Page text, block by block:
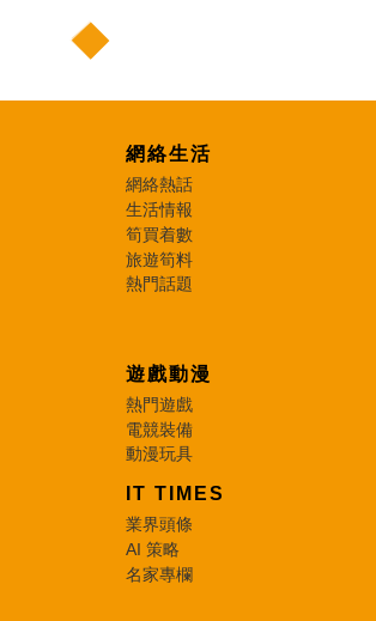
網絡生活
網絡熱話
生活情報
筍買着數
旅遊筍料
熱門話題
遊戲動漫
熱門遊戲
電競裝備
動漫玩具
IT TIMES
業界頭條
AI 策略
名家專欄